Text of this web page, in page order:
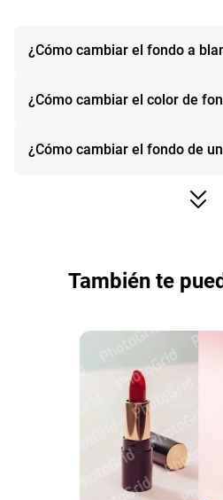
¿Cómo cambiar el fondo a
¿Cómo cambiar el color de
¿Cómo cambiar el fondo de
También te